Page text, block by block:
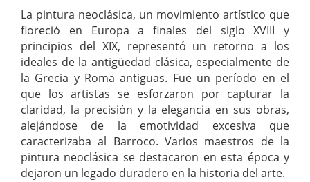
La pintura neoclásica, un movimiento artístico que
floreció en Europa a finales del siglo XVIII y
principios del XIX, representó un retorno a los
ideales de la antigüedad clásica, especialmente de
la Grecia y Roma antiguas. Fue un período en el
que los artistas se esforzaron por capturar la
claridad, la precisión y la elegancia en sus obras,
alejándose de la emotividad excesiva que
caracterizaba al Barroco. Varios maestros de la
pintura neoclásica se destacaron en esta época y
dejaron un legado duradero en la historia del arte.